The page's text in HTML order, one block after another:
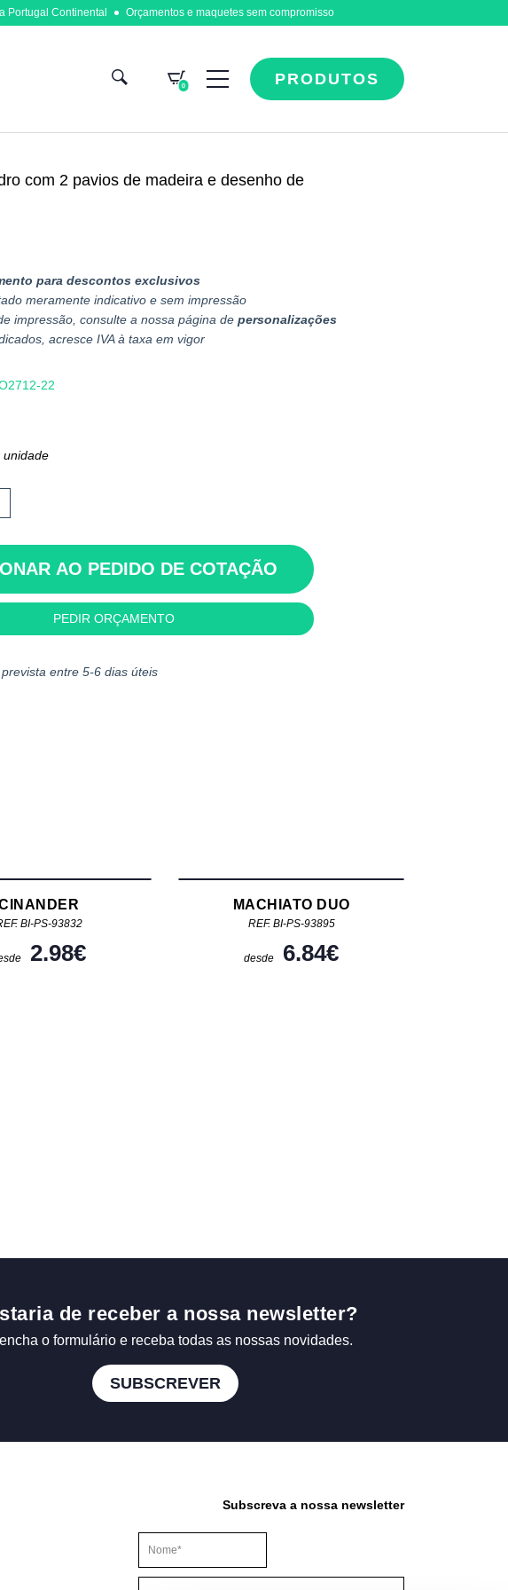
Portugal Continental Orçamentos e maquetes sem compromisso
0 PRODUTOS
com 2 pavios de madeira e desenho de
para descontos exclusivos
meramente indicativo e sem impressão
impressão, consulte a nossa página de personalizações
acresce IVA à taxa em vigor
22
unidade
AO PEDIDO DE COTAÇÃO
PEDIR ORÇAMENTO
entre 5-6 dias úteis
BI-PS-93832
2.98€
MACHIATO DUO
REF. BI-PS-93895
desde 6.84€
de receber a nossa newsletter?
o formulário e receba todas as nossas novidades.
SUBSCREVER
Subscreva a nossa newsletter
Este campo é para efeitos de validação e deve ser mantido